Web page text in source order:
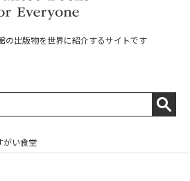
の出版物を世界に紹介するサイトです
がい食堂